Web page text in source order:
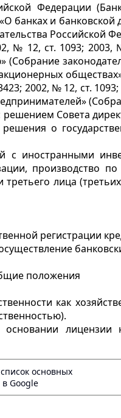
Федерации
«О банках и банковской
Российской
№ 12, ст. 1093;
(Собрание
2002, № 12, ст.
Совета
о
с иностранными
производство
лица
регистрации
положения
как
основных
в Google